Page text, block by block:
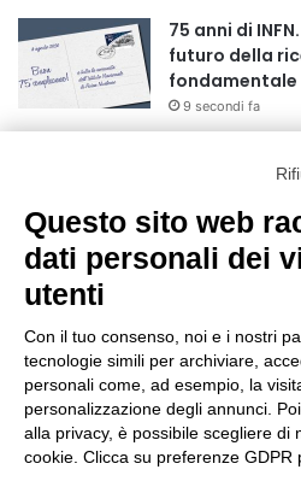
75 anni di
futuro della
fondamentale
9 secondi fa
nel pieno
Grande
15 ore fa
Pininfarina,
nuovo Chief
1 giorno fa
Questo sito web
dati personali dei
utenti
Con il tuo consenso, noi e i nostri
tecnologie simili per archiviare,
personali come, ad esempio, la
personalizzazione degli annunci.
alla privacy, è possibile scegliere di
cookie. Clicca su preferenze GDPR